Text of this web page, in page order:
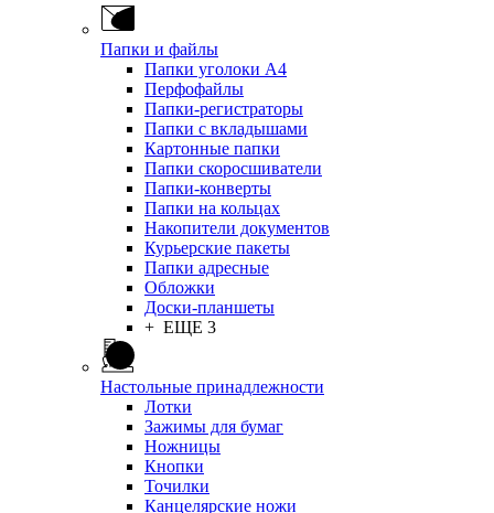
Папки и файлы
Папки уголоки А4
Перфофайлы
Папки-регистраторы
Папки с вкладышами
Картонные папки
Папки скоросшиватели
Папки-конверты
Папки на кольцах
Накопители документов
Курьерские пакеты
Папки адресные
Обложки
Доски-планшеты
+ ЕЩЕ 3
Настольные принадлежности
Лотки
Зажимы для бумаг
Ножницы
Кнопки
Точилки
Канцелярские ножи